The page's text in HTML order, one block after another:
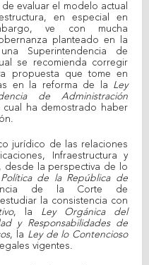
evaluar el modelo actual
en especial en
ve con mucha
planteado en la
Superintendencia de
se recomienda corregir
propuesta que tome en
en la reforma de la Ley
de Administración
ha demostrado haber
jurídico de las relaciones
Infraestructura y
desde la perspectiva de lo
de la República de
de la Corte de
la consistencia con
, la Ley Orgánica del
y Responsabilidades de
, la Ley de lo Contencioso
vigentes.